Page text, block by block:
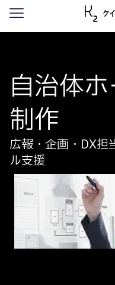
本文へ移動
自治体
制作
広報・企画・DX担
ル支援